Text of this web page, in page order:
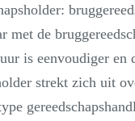
met de
is eenvoudiger en
strekt zich uit